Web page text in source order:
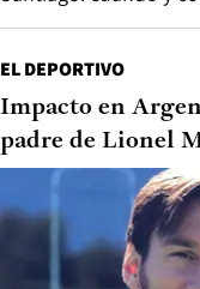
EL DEPORTIVO
Impacto en
padre de Lionel